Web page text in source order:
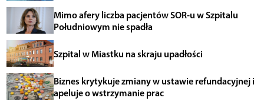
Mimo afery liczba pacjentów SOR-u w Szpitalu
Południowym nie spadła
Szpital w Miastku na skraju upadłości
Biznes krytykuje zmiany w ustawie refundacyjnej i
apeluje o wstrzymanie prac